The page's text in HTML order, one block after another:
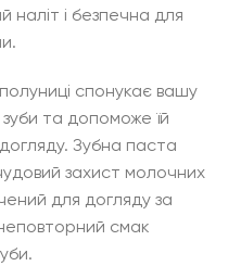
наліт і безпечна для
спонукає вашу
та допоможе їй
Зубна паста
захист молочних
для догляду за
смак